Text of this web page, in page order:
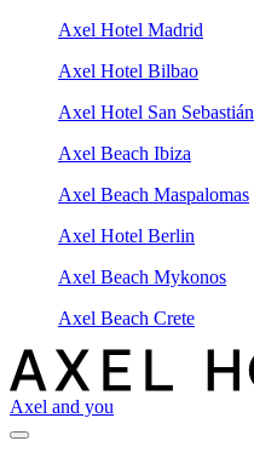
Axel Hotel Madrid
Axel Hotel Bilbao
Axel Hotel San Sebastián
Axel Beach Ibiza
Axel Beach Maspalomas
Axel Hotel Berlin
Axel Beach Mykonos
Axel Beach Crete
Axel and you